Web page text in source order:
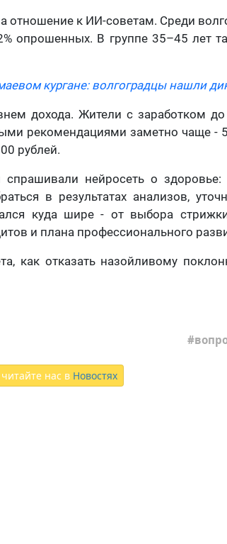
отношение к ИИ-советам. Среди
опрошенных. В группе 35–45 лет
кургане: волгоградцы нашли
дохода. Жители с заработком
рекомендациями заметно чаще -
рублей.
нейросеть о здоровье:
в результатах анализов,
куда шире - от выбора
и плана профессионального
как отказать назойливому
читайте нас в Новостях